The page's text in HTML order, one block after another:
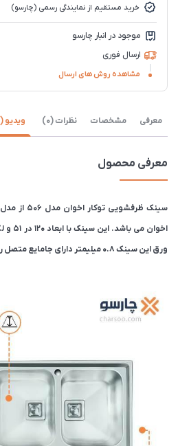
خرید مستقیم از نمایندگی رسمی (چارسو)
موجود در انبار چارسو
ارسال فوری
مشاهده روش های ارسال
معرفی مشخصات نظرات (0) ویدیو (5)
معرفی محصول
ورق این سینک 0.8 میلیمتر دارای جامایع متصل روی سینک می باشد.